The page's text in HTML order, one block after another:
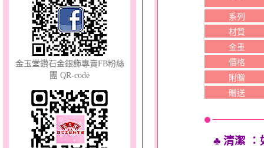
幸運草的愛～金鋼套鍊
金玉堂鑽石金銀飾專賣FB粉絲
團 QR-code
系列
材質
金重
價格
附贈
贈送
♣ 清潔 ：